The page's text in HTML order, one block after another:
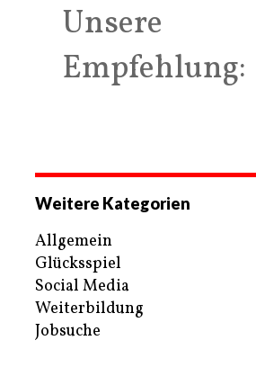
Unsere
Empfehlung:
Weitere Kategorien
Allgemein
Glücksspiel
Social Media
Weiterbildung
Jobsuche